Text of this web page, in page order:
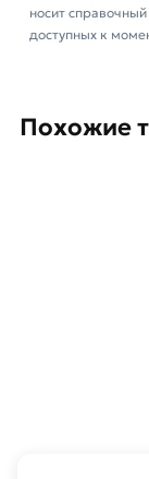
носит
доступных к
Похожие